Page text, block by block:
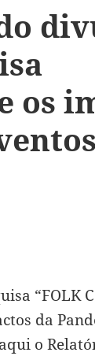
os
“FOLK
da
o